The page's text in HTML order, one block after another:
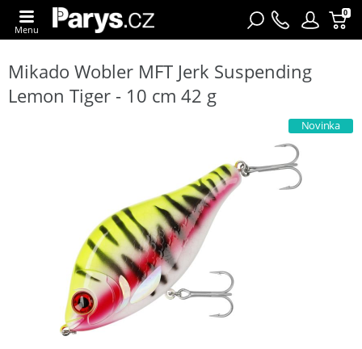
0
Menu
Mikado Wobler MFT Jerk Suspending
Lemon Tiger - 10 cm 42 g
Novinka